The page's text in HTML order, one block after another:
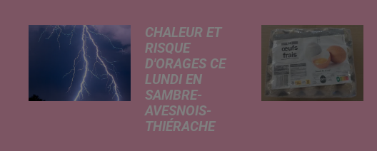
CHALEUR ET
RISQUE
D'ORAGES CE
LUNDI EN
SAMBRE-
AVESNOIS-
THIÉRACHE